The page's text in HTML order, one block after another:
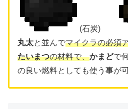
(石炭)
丸太と並んでマイクラの必須
たいまつの材料で、かまどで
の良い燃料としても使う事が可